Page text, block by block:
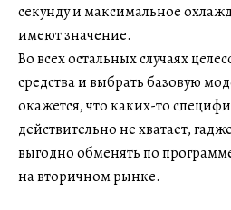
секунду и максимальное
имеют значение.
Во всех остальных случаях
средства и выбрать базовую
окажется, что каких-то
действительно не хватает,
выгодно обменять по
на вторичном рынке.